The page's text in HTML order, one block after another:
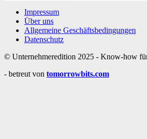
Impressum
Über uns
Allgemeine Geschäftsbedingungen
Datenschutz
© Unternehmeredition 2025 - Know-how
- betreut von tomorrowbits.com